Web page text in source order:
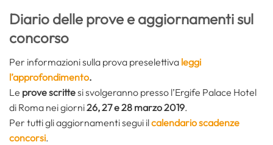
Diario delle prove e aggiornamenti sul
concorso
Per informazioni sulla prova preselettiva leggi
l’approfondimento.
Le prove scrittesi svolgeranno presso l’Ergife Palace Hotel
di Roma nei giorni26, 27 e 28 marzo 2019.
Per tutti gli aggiornamenti segui ilcalendario scadenze
concorsi.